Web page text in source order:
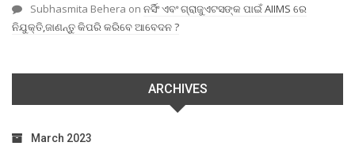
Subhasmita Behera on ନର୍ସିଂ ଏବଂ ଗ୍ରାଜୁଏଟସଙ୍କ ପାଇଁ AIIMS ରେ
ନିଯୁକ୍ତି,ଜାଣନ୍ତୁ କିପରି କରିବେ ଆବେଦନ ?
ARCHIVES
March 2023